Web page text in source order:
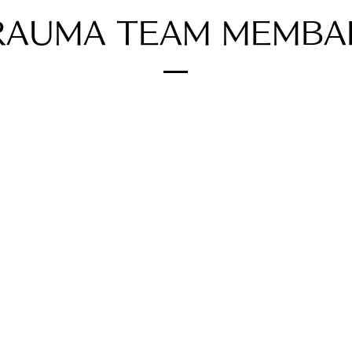
TEAM